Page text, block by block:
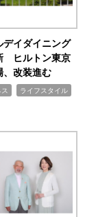
デイダイニング
ヒルトン東京
、改装進む
ライフスタイル